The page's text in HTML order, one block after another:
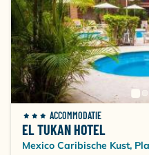
ACCOMMODATIE
EL TUKAN HOTEL
Mexico Caribische Kust,